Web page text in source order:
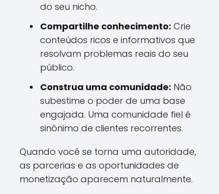
do seu nicho.
Compartilhe conhecimento: Crie
conteúdos ricos e informativos que
resolvam problemas reais do seu
público.
Construa uma comunidade: Não
subestime o poder de uma base
engajada. Uma comunidade fiel é
sinônimo de clientes recorrentes.
Quando você se torna uma autoridade,
as parcerias e as oportunidades de
monetização aparecem naturalmente.